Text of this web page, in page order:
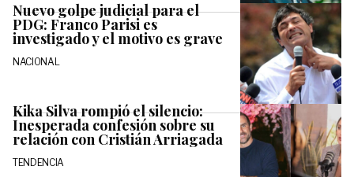
Nuevo golpe judicial para el
PDG: Franco Parisi es
investigado y el motivo es grave
NACIONAL
Kika Silva rompió el silencio:
Inesperada confesión sobre su
relación con Cristián Arriagada
TENDENCIA